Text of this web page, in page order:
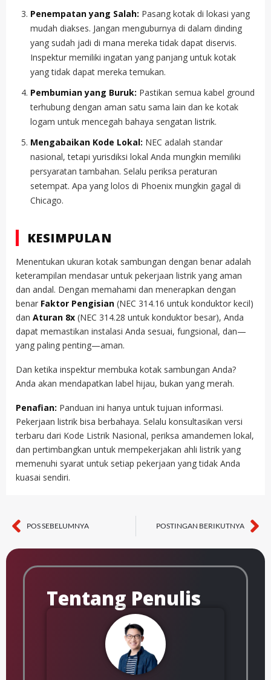
Penempatan yang Salah: Pasang kotak di lokasi yang
mudah diakses. Jangan menguburnya di dalam dinding
yang sudah jadi di mana mereka tidak dapat diservis.
Inspektur memiliki ingatan yang panjang untuk kotak
yang tidak dapat mereka temukan.
Pembumian yang Buruk: Pastikan semua kabel ground
terhubung dengan aman satu sama lain dan ke kotak
logam untuk mencegah bahaya sengatan listrik.
Mengabaikan Kode Lokal: NEC adalah standar
nasional, tetapi yurisdiksi lokal Anda mungkin memiliki
persyaratan tambahan. Selalu periksa peraturan
setempat. Apa yang lolos di Phoenix mungkin gagal di
Chicago.
KESIMPULAN
Menentukan ukuran kotak sambungan dengan benar adalah
keterampilan mendasar untuk pekerjaan listrik yang aman
dan andal. Dengan memahami dan menerapkan dengan
benar Faktor Pengisian (NEC 314.16 untuk konduktor kecil)
dan Aturan 8x (NEC 314.28 untuk konduktor besar), Anda
dapat memastikan instalasi Anda sesuai, fungsional, dan—
yang paling penting—aman.
Dan ketika inspektur membuka kotak sambungan Anda?
Anda akan mendapatkan label hijau, bukan yang merah.
Penafian: Panduan ini hanya untuk tujuan informasi.
Pekerjaan listrik bisa berbahaya. Selalu konsultasikan versi
terbaru dari Kode Listrik Nasional, periksa amandemen lokal,
dan pertimbangkan untuk mempekerjakan ahli listrik yang
memenuhi syarat untuk setiap pekerjaan yang tidak Anda
kuasai sendiri.
Sebelumnya
POS SEBELUMNYA POSTINGAN BERIKUTNYA
Tentang Penulis